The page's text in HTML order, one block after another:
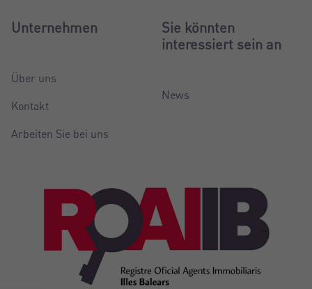
Unternehmen
Über uns
Kontakt
Arbeiten Sie bei uns
Sie könnten
interessiert sein an
News